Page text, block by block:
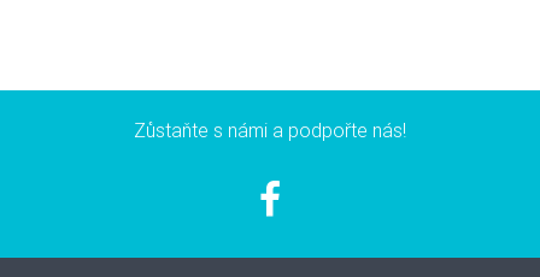
Zůstaňte s námi a podpořte nás!